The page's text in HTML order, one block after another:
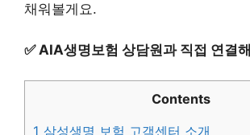
채워볼게요.
✅ AIA생명보험 상담원과 직접 연결
Contents
1 삼성생명 보험 고객센터 소개